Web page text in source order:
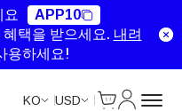
요
APP10
택을 받으세요. 내려
용하세요!
KO USD
Unlimited Data
Unlimited Data
Unlimited Data
Unlimited Data